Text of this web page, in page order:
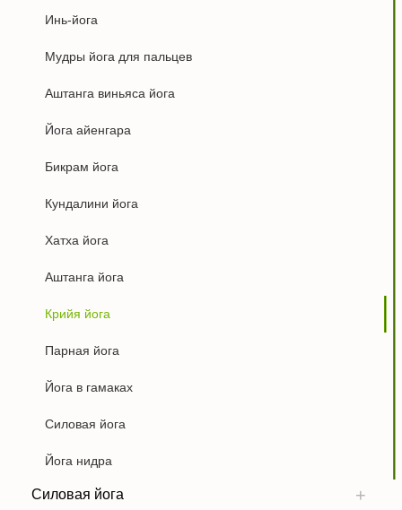
Инь-йога
Мудры йога для пальцев
Аштанга виньяса йога
Йога айенгара
Бикрам йога
Кундалини йога
Хатха йога
Аштанга йога
Крийя йога
Парная йога
Йога в гамаках
Силовая йога
Йога нидра
Силовая йога